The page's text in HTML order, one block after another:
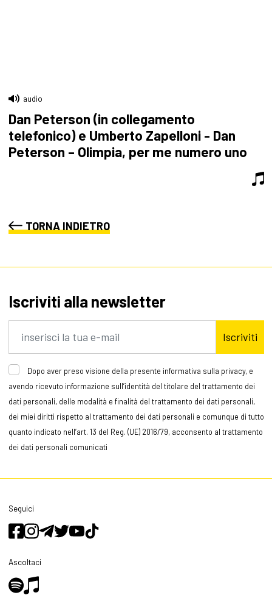
audio
Dan Peterson (in collegamento
telefonico) e Umberto Zapelloni - Dan
Peterson – Olimpia, per me numero uno
TORNA INDIETRO
Iscriviti alla newsletter
Iscriviti
Dopo aver preso visione della presente informativa sulla privacy, e
avendo ricevuto informazione sull’identità del titolare del trattamento dei
dati personali, delle modalità e finalità del trattamento dei dati personali,
dei miei diritti rispetto al trattamento dei dati personali e comunque di tutto
quanto indicato nell’art. 13 del Reg. (UE) 2016/79, acconsento al trattamento
dei dati personali comunicati
Seguici
Ascoltaci